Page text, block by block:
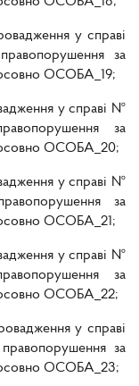
у справі
за
ОСОБА_19;
у справі №
за
ОСОБА_20;
у справі №
за
ОСОБА_21;
у справі №
за
ОСОБА_22;
у справі
за
ОСОБА_23;